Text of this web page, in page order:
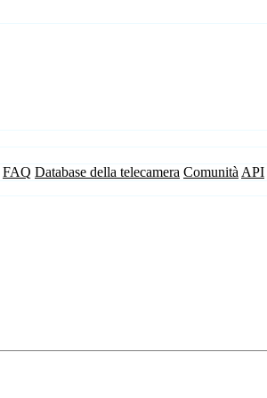
FAQ Database della telecamera Comunità API